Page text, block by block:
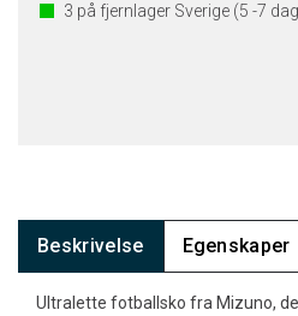
3 på fjernlager Sverige (5 -7
Beskrivelse Egenskaper
Ultralette fotballsko fra Mizuno,